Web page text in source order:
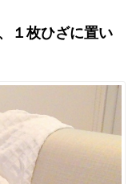
１枚ひざに置い